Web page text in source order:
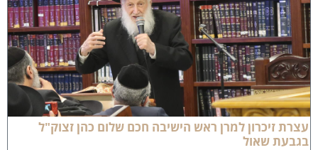
זיכרון למרן ראש הישיבה חכם שלום כהן זצוק"ל
שאול